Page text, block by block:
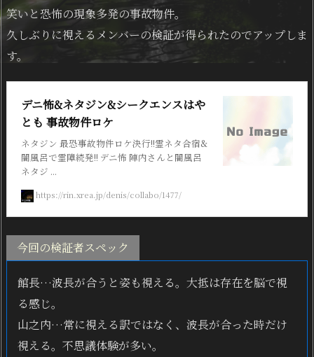
笑いと恐怖の現象多発の事故物件。
久しぶりに視えるメンバーの検証が得られたのでアップしま
す。
デニ怖&ネタジン&シークエンスはや
とも 事故物件ロケ
ネタジン 最恐事故物件ロケ決行!!霊ネタ合宿&
闇風呂で霊障続発!! デニ怖 陣内さんと闇風呂
ネタジ ...
https://rin.xrea.jp/denis/collabo/1477/
今回の検証者スペック
館長…波長が合うと姿も視える。大抵は存在を脳で視
る感じ。
山之内…常に視える訳ではなく、波長が合った時だけ
視える。不思議体験が多い。